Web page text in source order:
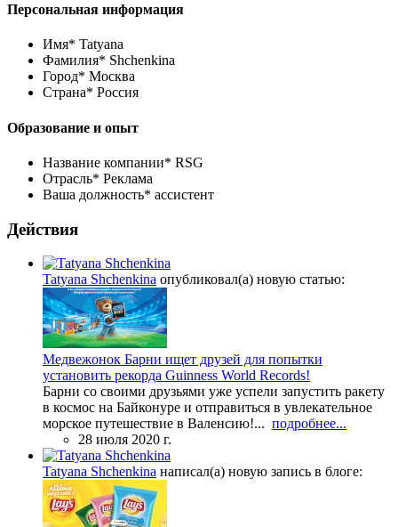
Персональная информация
Имя* Tatyana
Фамилия* Shchenkina
Город* Москва
Страна* Россия
Образование и опыт
Название компании* RSG
Отрасль* Реклама
Ваша должность* ассистент
Действия
Tatyana Shchenkina опубликовал(а) новую статью:
Медвежонок Барни ищет друзей для попытки
установить рекорда Guinness World Records!
Барни со своими друзьями уже успели запустить ракету
в космос на Байконуре и отправиться в увлекательное
морское путешествие в Валенсию!... подробнее...
28 июля 2020 г.
Tatyana Shchenkina написал(а) новую запись в блоге: